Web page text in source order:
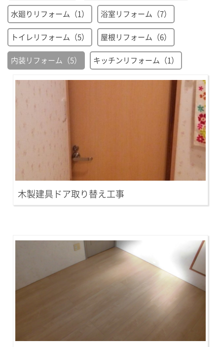
水廻りリフォーム（1） 浴室リフォーム（7）
トイレリフォーム（5） 屋根リフォーム（6）
内装リフォーム（5） キッチンリフォーム（1）
木製建具ドア取り替え工事